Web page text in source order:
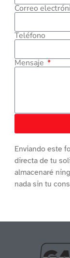
Correo
Teléfono
Mensaje
Enviando este
directa de tu
almacenaré
nada sin tu